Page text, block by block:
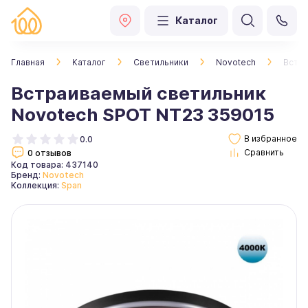
Каталог
Главная Каталог Светильники Novotech
Встраиваемый светильник
Novotech SPOT NT23 359015
0.0
0 отзывов
Код товара: 437140
Бренд: Novotech
Коллекция: Span